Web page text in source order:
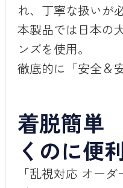
れ、丁寧な扱いが
本製品では日本の
ンズを使用。
徹底的に「安全＆
着脱簡単
くのに便
「乱視対応 オー